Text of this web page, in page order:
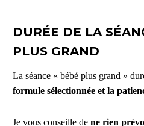
DURÉE DE LA
PLUS GRAND
La séance « bébé plus grand »
formule sélectionnée et la
Je vous conseille dene rien